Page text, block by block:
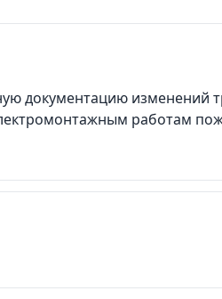
документацию изменений
работам